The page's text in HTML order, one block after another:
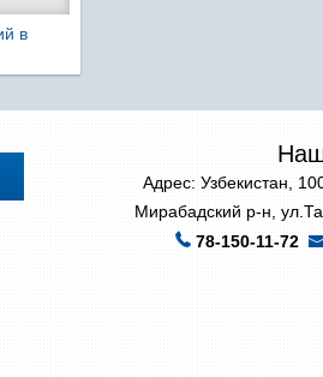
в
Адрес: Узбекистан,
Мирабадский р-н,
78-150-11-72